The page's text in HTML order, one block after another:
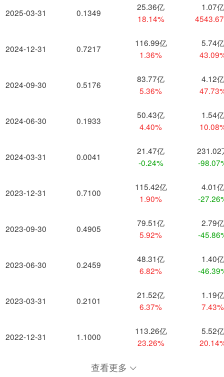
2025-03-31
2024-12-31
2024-09-30
2024-06-30
2024-03-31
2023-12-31
2023-09-30
2023-06-30
2023-03-31
2022-12-31
0.1349
25.36亿
18.14%
1.07亿
0.7217
116.99亿
1.36%
5.74亿
0.5176
83.77亿
5.36%
4.12亿
0.1933
50.43亿
4.40%
1.54亿
0.0041
21.47亿
-0.24%
231.02
-
0.7100
115.42亿
1.90%
4.01亿
-
0.4905
79.51亿
5.92%
2.79亿
-
0.2459
48.31亿
6.82%
1.40亿
-
0.2101
21.52亿
6.37%
1.19亿
7.43%
1.1000
113.26亿
23.26%
5.52亿
查看更多